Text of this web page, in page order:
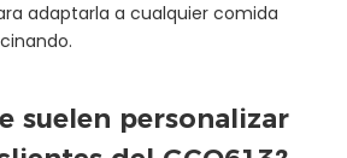
adaptarla a cualquier comida
suelen personalizar